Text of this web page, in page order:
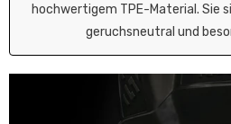
hochwertigem TPE-Material. Sie
geruchsneutral und